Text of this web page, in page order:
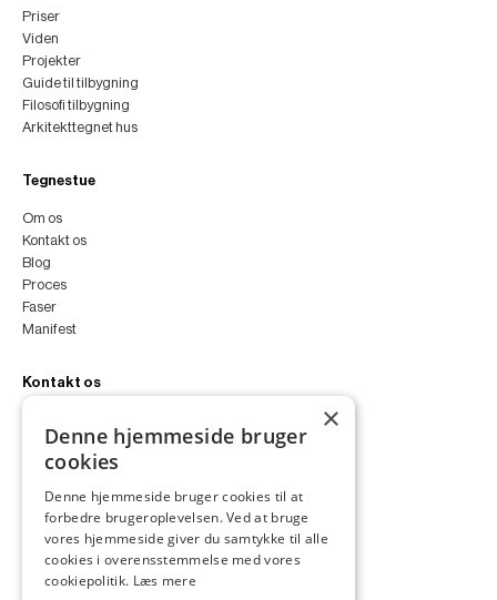
Priser
Viden
Projekter
Guide til tilbygning
Filosofi tilbygning
Arkitekttegnet hus
Tegnestue
Om os
Kontakt os
Blog
Proces
Faser
Manifest
Kontakt os
+45 4252 0011
VA11a
2300 København S
Instagram
LinkedIn
×
Denne hjemmeside bruger
cookies
Denne hjemmeside bruger cookies til at
forbedre brugeroplevelsen. Ved at bruge
vores hjemmeside giver du samtykke til alle
cookies i overensstemmelse med vores
cookiepolitik. Læs mere